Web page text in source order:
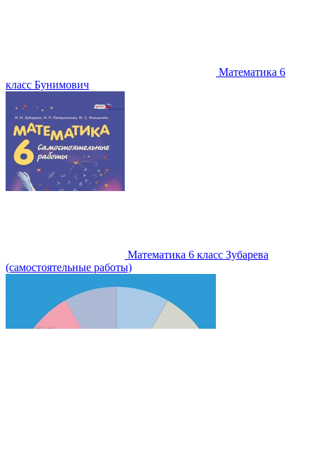
Математика 6
класс Бунимович
Математика 6 класс Зубарева
(самостоятельные работы)